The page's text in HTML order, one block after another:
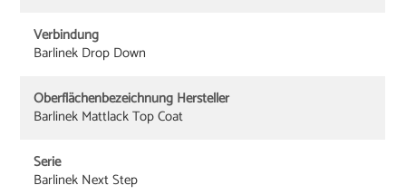
Verbindung
Barlinek Drop Down
Oberflächenbezeichnung Hersteller
Barlinek Mattlack Top Coat
Serie
Barlinek Next Step